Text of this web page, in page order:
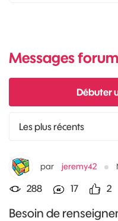
Débuter
Besoin de
par jeremy42
288 17 2